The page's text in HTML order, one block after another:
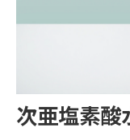
次亜塩素酸